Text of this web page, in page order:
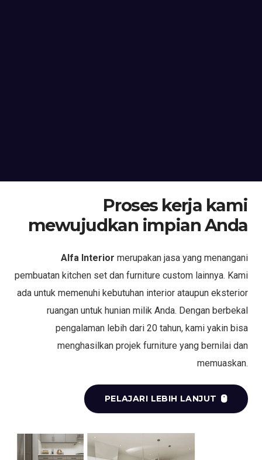
Proses kerja kami
mewujudkan impian Anda
Alfa Interior merupakan jasa yang menangani
pembuatan kitchen set dan furniture custom lainnya. Kami
ada untuk memenuhi kebutuhan interior ataupun eksterior
ruangan untuk hunian milik Anda. Dengan berbekal
pengalaman lebih dari 20 tahun, kami yakin bisa
menghasilkan projek furniture yang bernilai dan
memuaskan.
PELAJARI LEBIH LANJUT